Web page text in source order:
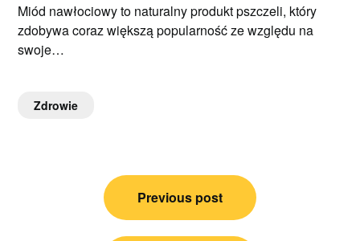
Miód nawłociowy to naturalny produkt pszczeli, który
zdobywa coraz większą popularność ze względu na
swoje…
Zdrowie
Nawigacja
Previous post